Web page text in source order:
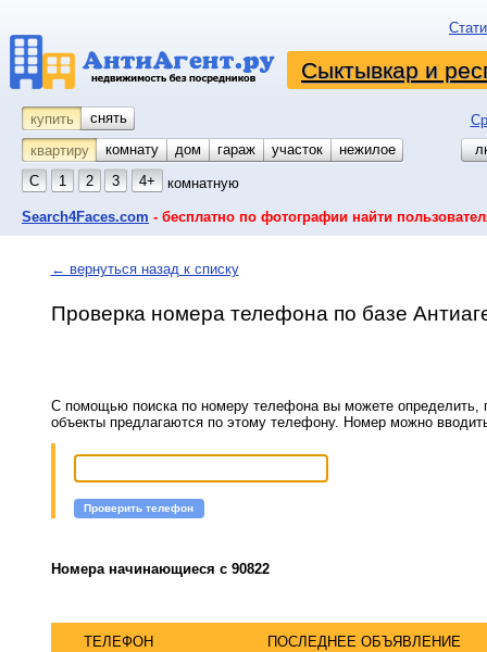
Сыктывкар и
купить снять
квартиру
комнату койко-место
дом гараж участок
нежилое
С
1 2 3 4+ комнатную
Search4Faces.com - бесплатно по фотографии найти
← вернуться назад к списку
Проверка номера телефона по базе
С помощью поиска по номеру телефона вы можете определить,
объекты предлагаются по этому телефону. Номер можно
Проверить телефон
Номера начинающиеся с 90822
ТЕЛЕФОН ПОСЛЕДНЕЕ ОБЪЯВЛЕНИЕ